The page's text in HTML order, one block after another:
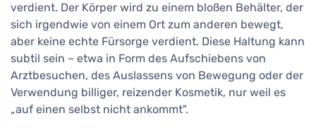
verdient. Der Körper wird zu einem bloßen Behälter, der
sich irgendwie von einem Ort zum anderen bewegt,
aber keine echte Fürsorge verdient. Diese Haltung kann
subtil sein – etwa in Form des Aufschiebens von
Arztbesuchen, des Auslassens von Bewegung oder der
Verwendung billiger, reizender Kosmetik, nur weil es
„auf einen selbst nicht ankommt".